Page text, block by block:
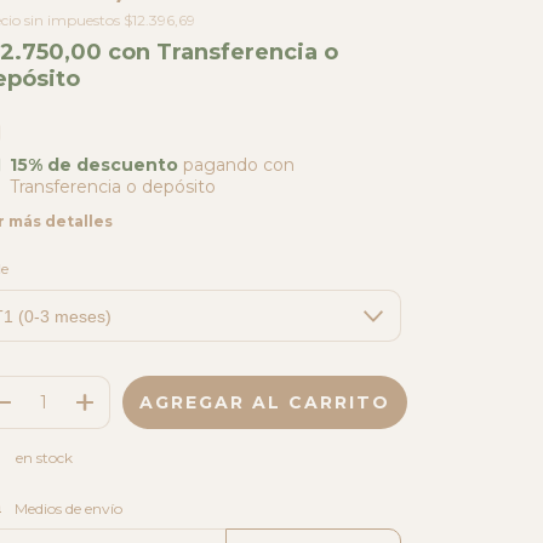
sin impuestos $12.396,69
con Transferencia o
15% de descuento pagando con
Transferencia o depósito
más detalles
en stock
para el CP:
Medios de envío